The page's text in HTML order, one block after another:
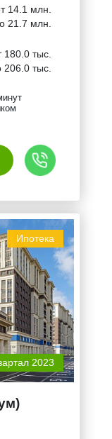
14.1 млн.
21.7 млн.
180.0 тыс.
206.0 тыс.
Ипотека
2023